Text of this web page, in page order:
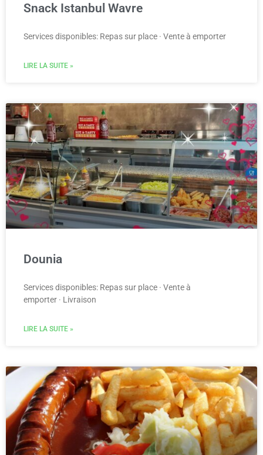
Snack Istanbul Wavre
Services disponibles: Repas sur place · Vente à emporter
LIRE LA SUITE »
Dounia
Services disponibles: Repas sur place · Vente à
emporter · Livraison
LIRE LA SUITE »